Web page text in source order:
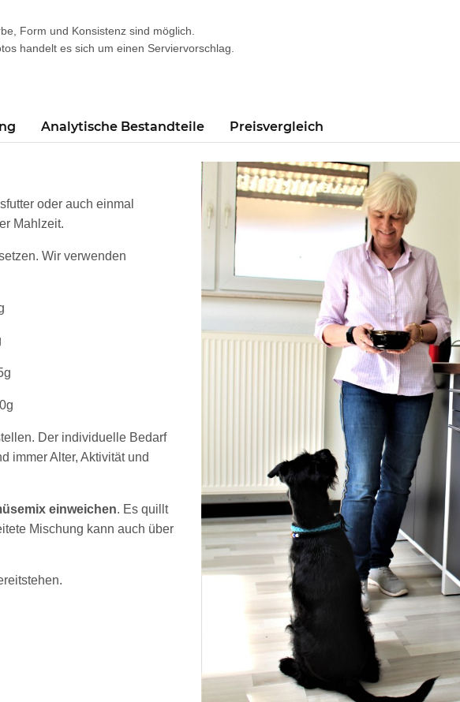
Form und Konsistenz sind möglich.
handelt es sich um einen Serviervorschlag.
Analytische Bestandteile Preisvergleich
oder auch einmal
Mahlzeit.
Wir verwenden
Der individuelle Bedarf
immer Alter, Aktivität und
einweichen. Es quillt
Mischung kann auch über